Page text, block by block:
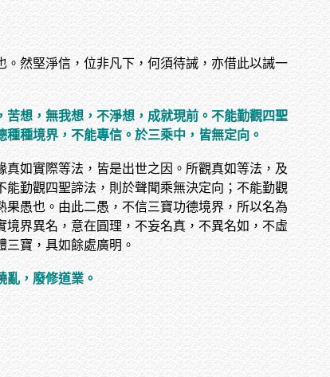
然堅淨信，位非凡下，何須待誡，亦借此以誡一
想，無我想，不淨想，成就現前。不能勤觀四聖
種境界，不能專信。於三乘中，皆無定向。
如實際等法，皆是出世之因。所觀真如等法，及
勤觀四聖諦法，則於聲聞乘無決定向；不能勤觀
愚也。由此二愚，不信三寶功德境界，所以名為
界異名，意在圓理，不妄名真，不異名如，不虛
寶，具如餘處廣明。
，廢修道業。